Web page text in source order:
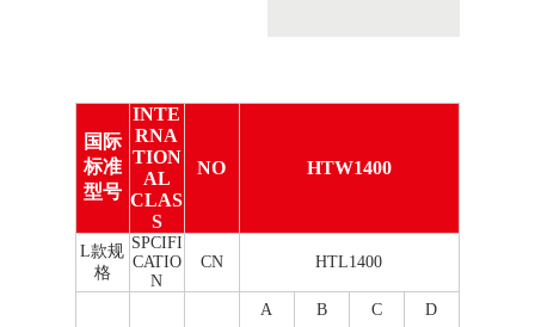
国际
标准
型号
INTE
RNA
TION
AL
CLAS
S
NO HTW1400
L款规
格
SPCIFI
CATIO
N
CN HTL1400
A B C D